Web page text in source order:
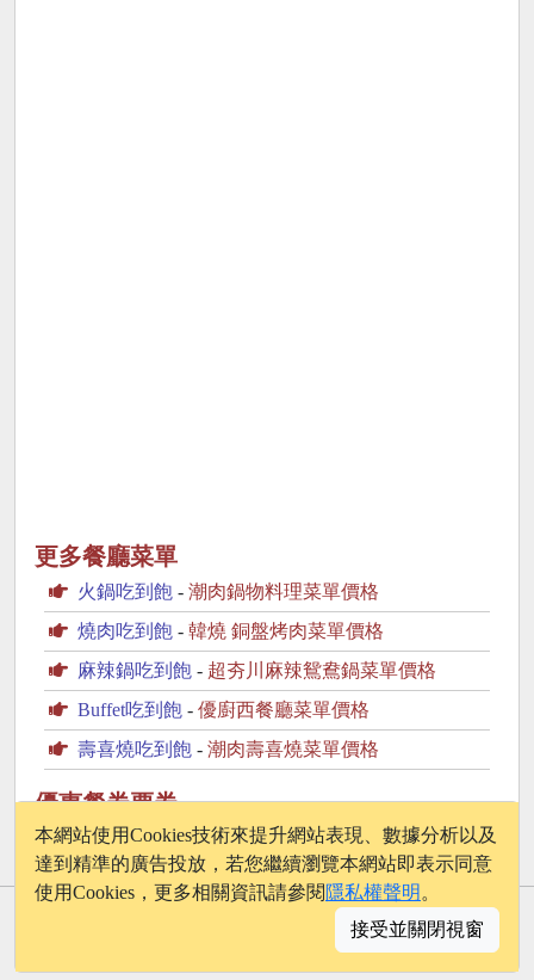
更多餐廳菜單
火鍋吃到飽 - 潮肉鍋物料理菜單價格
燒肉吃到飽 - 韓燒 銅盤烤肉菜單價格
麻辣鍋吃到飽 - 超夯川麻辣鴛鴦鍋菜單價格
Buffet吃到飽 - 優廚西餐廳菜單價格
壽喜燒吃到飽 - 潮肉壽喜燒菜單價格
優惠餐券票券
Klook.com
© 2026 - onelife.tw
隱私權政策│聯絡我們
本網站使用Cookies技術來提升網站表現、數據分析以及
達到精準的廣告投放，若您繼續瀏覽本網站即表示同意
使用Cookies，更多相關資訊請參閱 隱私權聲明 。
接受並關閉視窗